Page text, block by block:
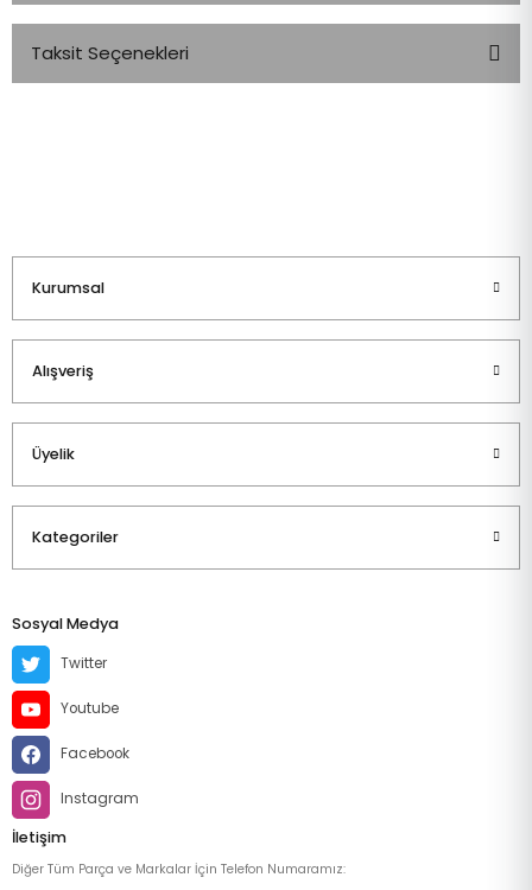
Taksit Seçenekleri
Kurumsal
Alışveriş
Üyelik
Kategoriler
Sosyal Medya
Twitter
Youtube
Facebook
Instagram
İletişim
Diğer Tüm Parça ve Markalar İçin Telefon Numaramız: